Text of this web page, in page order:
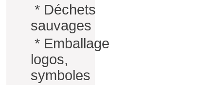
* Déchets
sauvages
* Emballage
logos,
symboles